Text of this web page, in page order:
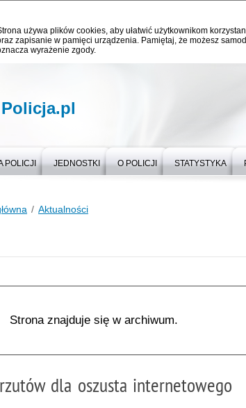
używa plików cookies, aby ułatwić użytkownikom
zapisanie w pamięci urządzenia. Pamiętaj, że możesz
wyrażenie zgody.
Policja.pl
POLICJI JEDNOSTKI O POLICJI STATYSTYKA
Aktualności
Strona znajduje się w archiwum.
dla oszusta internetowego